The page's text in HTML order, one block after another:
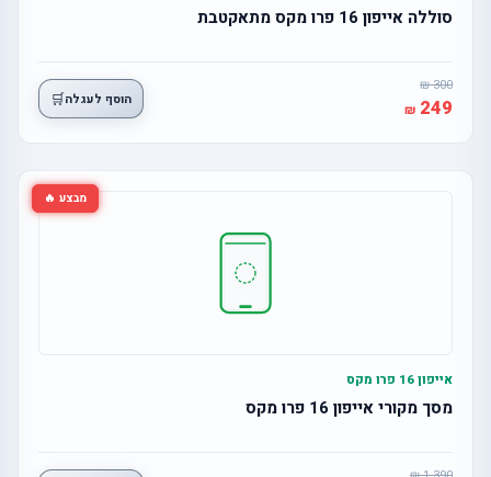
סוללה אייפון 16 פרו מקס מתאקטבת
300
249 הוסף לעגלה🛒
מבצע 🔥
אייפון 16 פרו מקס
מסך מקורי אייפון 16 פרו מקס